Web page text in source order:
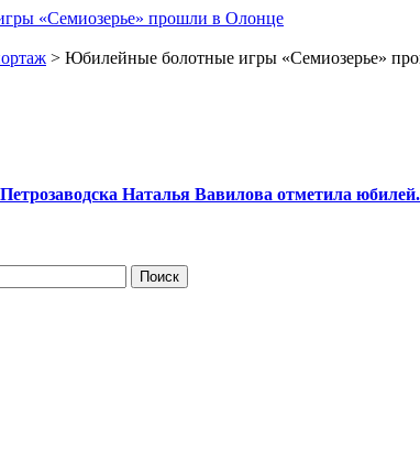
«Семиозерье» прошли в Олонце
> Юбилейные болотные игры «Семиозерье»
Наталья Вавилова отметила